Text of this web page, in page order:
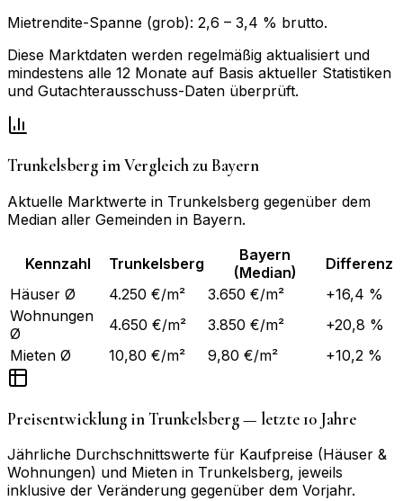
Mietrendite-Spanne (grob): 2,6 – 3,4 % brutto.
Diese Marktdaten werden regelmäßig aktualisiert und
mindestens alle 12 Monate auf Basis aktueller Statistiken
und Gutachterausschuss-Daten überprüft.
Trunkelsberg im Vergleich zuBayern
Aktuelle Marktwerte in Trunkelsberg gegenüber dem
Median aller Gemeinden in Bayern.
Kennzahl Trunkelsberg
Bayern
(Median)
Differenz
Häuser Ø
4.250 €/m² 3.650 €/m²
+16,4 %
Wohnungen
Ø
4.650 €/m² 3.850 €/m²
+20,8 %
Mieten Ø
10,80 €/m² 9,80 €/m² +10,2 %
Preisentwicklung inTrunkelsberg— letzte 10 Jahre
Jährliche Durchschnittswerte für Kaufpreise (Häuser &
Wohnungen) und Mieten in Trunkelsberg, jeweils
inklusive der Veränderung gegenüber dem Vorjahr.